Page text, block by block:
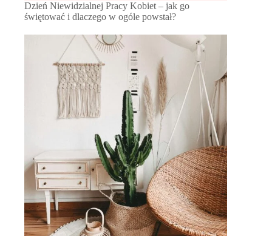
Dzień Niewidzialnej Pracy Kobiet – jak go
świętować i dlaczego w ogóle powstał?